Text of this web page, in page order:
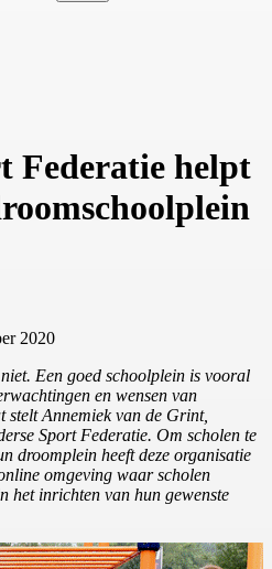
Federatie helpt
2020
Een goed schoolplein is vooral
en wensen van
stelt Annemiek van de Grint,
Sport Federatie. Om scholen te
droomplein heeft deze organisatie
omgeving waar scholen
het inrichten van hun gewenste